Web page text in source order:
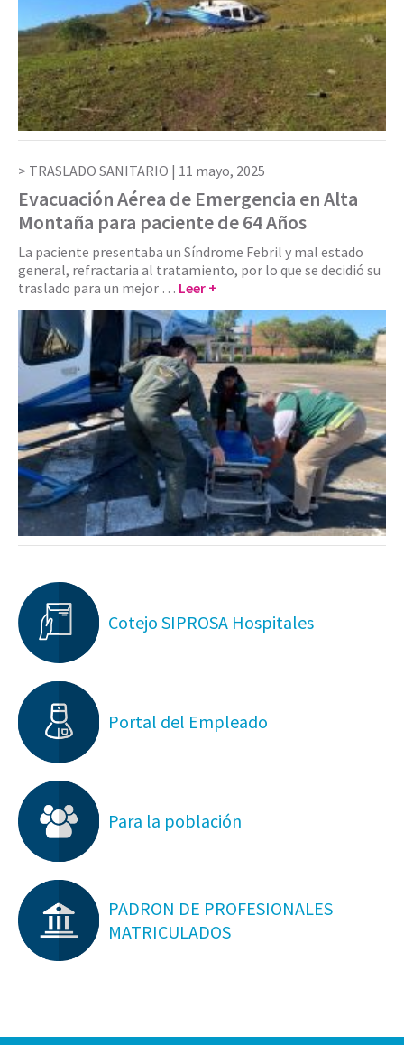
TRASLADO SANITARIO | 11 mayo, 2025
Evacuación Aérea de Emergencia en Alta
Montaña para paciente de 64 Años
La paciente presentaba un Síndrome Febril y mal estado
general, refractaria al tratamiento, por lo que se decidió su
traslado para un mejor … Leer +
Cotejo SIPROSA Hospitales
Portal del Empleado
Para la población
PADRON DE PROFESIONALES
MATRICULADOS